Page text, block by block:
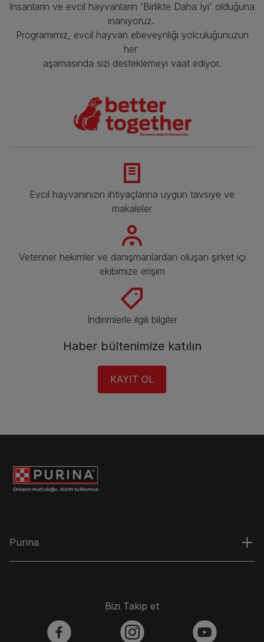
İnsanların ve evcil hayvanların 'Birlikte Daha İyi' olduğuna
inanıyoruz.
Programımız, evcil hayvan ebeveynliği yolculuğunuzun
her
aşamasında sizi desteklemeyi vaat ediyor.
Evcil hayvanınızın ihtiyaçlarına uygun tavsiye ve
makaleler
Veteriner hekimler ve danışmanlardan oluşan şirket içi
ekibimize erişim
İndirimlerle ilgili bilgiler​
Haber bültenimize katılın​
KAYIT OL​
Purina
Bizi Takip et
facebook instagram youtube